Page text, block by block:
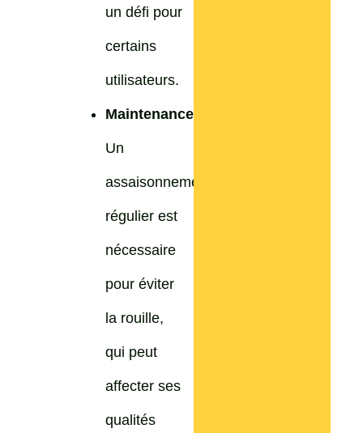
un défi pour
certains
utilisateurs.
Maintenance
Un
assaisonnement
régulier est
nécessaire
pour éviter
la rouille,
qui peut
affecter ses
qualités